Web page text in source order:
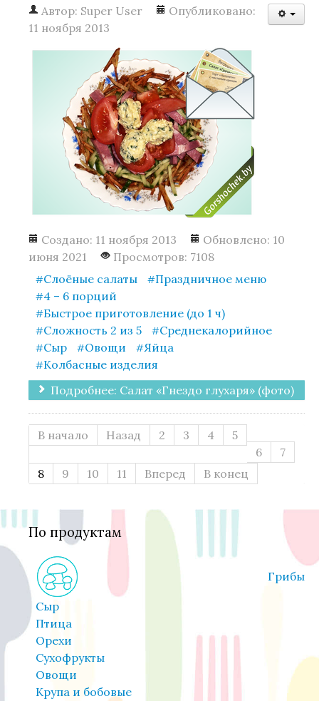
Автор: Super User
Опубликовано:
11 ноября 2013
Создано: 11 ноября 2013
Обновлено: 10
июня 2021
Просмотров: 7108
Слоёные салаты
Праздничное меню
4 – 6 порций
Быстрое приготовление (до 1 ч)
Сложность 2 из 5
Среднекалорийное
Сыр
Овощи
Яйца
Колбасные изделия
Подробнее: Салат «Гнездо глухаря» (фото)
В начало Назад 2 3 4
5
6
7
8
9 10 11 Вперед В конец
По продуктам
Грибы
Сыр
Птица
Орехи
Сухофрукты
Овощи
Крупа и бобовые